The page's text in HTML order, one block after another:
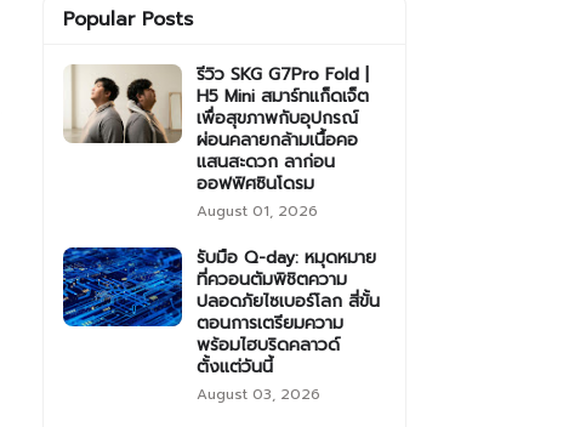
Popular Posts
รีวิว SKG G7Pro Fold |
H5 Mini สมาร์ทแก็ดเจ็ต
เพื่อสุขภาพกับอุปกรณ์
ผ่อนคลายกล้ามเนื้อคอ
แสนสะดวก ลาก่อน
ออฟฟิศซินโดรม
August 01, 2026
รับมือ Q-day: หมุดหมาย
ที่ควอนตัมพิชิตความ
ปลอดภัยไซเบอร์โลก สี่ขั้น
ตอนการเตรียมความ
พร้อมไฮบริดคลาวด์
ตั้งแต่วันนี้
August 03, 2026